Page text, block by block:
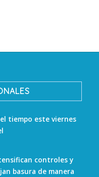
tiempo este viernes
controles y
basura de manera